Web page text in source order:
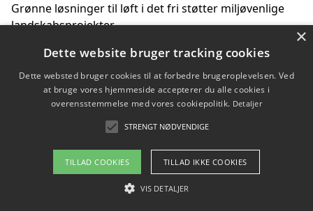
Grønne løsninger til løft i det fri støtter miljøvenlige
landskabsprojekter
Gør haven til et frirum for familien og naturen
Copyright 2026 - Pilanto Aps
Om / kontakt
Blog Betingelser
×
Dette website bruger tracking cookies
Dette websted bruger cookies til at forbedre brugeroplevelsen. Ved
at bruge vores hjemmeside accepterer du alle cookies i
overensstemmelse med vores cookiepolitik. Detaljer
STRENGT NØDVENDIGE
TILLAD COOKIES TILLAD IKKE COOKIES
VIS DETALJER